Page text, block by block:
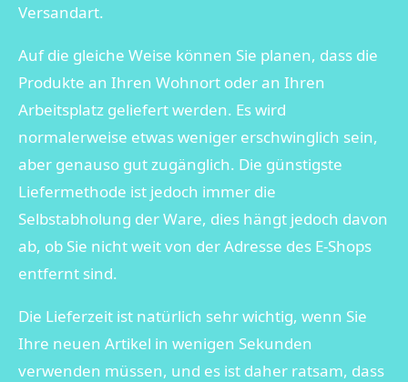
Versandart.
Auf die gleiche Weise können Sie planen, dass die
Produkte an Ihren Wohnort oder an Ihren
Arbeitsplatz geliefert werden. Es wird
normalerweise etwas weniger erschwinglich sein,
aber genauso gut zugänglich. Die günstigste
Liefermethode ist jedoch immer die
Selbstabholung der Ware, dies hängt jedoch davon
ab, ob Sie nicht weit von der Adresse des E-Shops
entfernt sind.
Die Lieferzeit ist natürlich sehr wichtig, wenn Sie
Ihre neuen Artikel in wenigen Sekunden
verwenden müssen, und es ist daher ratsam, dass